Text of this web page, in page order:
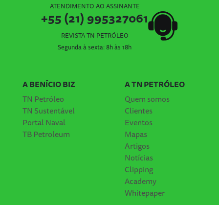
ATENDIMENTO AO ASSINANTE
+55 (21) 995327061
REVISTA TN PETRÓLEO
Segunda à sexta: 8h às 18h
A BENÍCIO BIZ
TN Petróleo
TN Sustentável
Portal Naval
TB Petroleum
A TN PETRÓLEO
Quem somos
Clientes
Eventos
Mapas
Artigos
Notícias
Clipping
Academy
Whitepaper